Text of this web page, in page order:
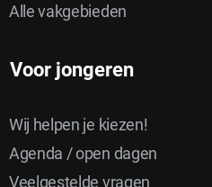
Alle vakgebieden
Voor jongeren
Wij helpen je kiezen!
Agenda / open dagen
Veelgestelde vragen